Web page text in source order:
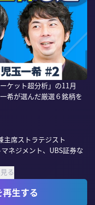
ケット超分析」の11月
希が選んだ厳選６銘柄を
主席ストラテジスト
ネジメント、UBS証券な
る
生する